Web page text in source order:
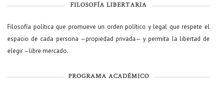
FILOSOFÍA LIBERTARIA
Filosofía política que promueve un orden político y legal que respete el
espacio de cada persona —propiedad privada— y permita la libertad de
elegir —libre mercado.
PROGRAMA ACADÉMICO